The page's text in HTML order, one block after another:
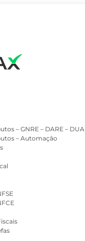
– GNRE – DARE – DUA
– Automação